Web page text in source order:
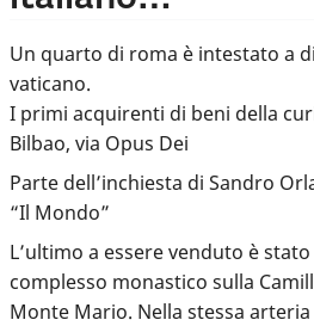
Un quarto di roma è intestato a
vaticano.
I primi acquirenti di beni della
Bilbao, via Opus Dei
Parte dell’inchiesta di Sandro
“Il Mondo”
L’ultimo a essere venduto è
complesso monastico sulla
Monte Mario. Nella stessa